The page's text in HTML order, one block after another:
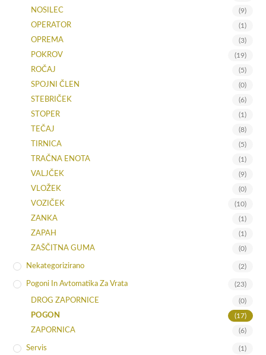
NOSILEC (9)
OPERATOR (1)
OPREMA (3)
POKROV (19)
ROČAJ (5)
SPOJNI ČLEN (0)
STEBRIČEK (6)
STOPER (1)
TEČAJ (8)
TIRNICA (5)
TRAČNA ENOTA (1)
VALJČEK (9)
VLOŽEK (0)
VOZIČEK (10)
ZANKA (1)
ZAPAH (1)
ZAŠČITNA GUMA (0)
Nekategorizirano (2)
Pogoni In Avtomatika Za Vrata (23)
DROG ZAPORNICE (0)
POGON (17)
ZAPORNICA (6)
Servis (1)